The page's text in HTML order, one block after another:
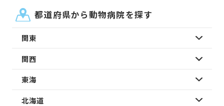
都道府県から動物病院を探す
関東
関西
東海
北海道